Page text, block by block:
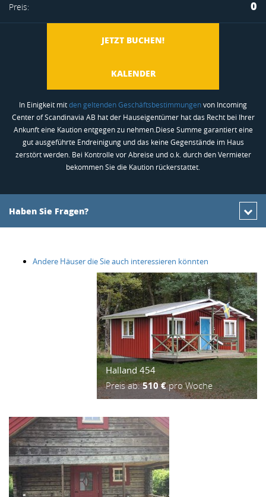
Preis: 0
JETZT BUCHEN!
KALENDER
In Einigkeit mitden geltenden Geschäftsbestimmungenvon Incoming
Center of Scandinavia AB hat der Hauseigentümer hat das Recht bei Ihrer
Ankunft eine Kaution entgegen zu nehmen.Diese Summe garantiert eine
gut ausgeführte Endreinigung und das keine Gegenstände im Haus
zerstört werden. Bei Kontrolle vor Abreise und o.k. durch den Vermieter
bekommen Sie die Kaution rückerstattet.
Haben Sie Fragen?
Andere Häuser die Sie auch interessieren könnten
Halland 454
Preis ab:510 €pro Woche